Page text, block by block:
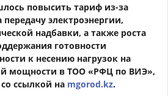
повысить тариф из-за
электроэнергии,
надбавки, а также роста
готовности
к несению нагрузок на
мощности в ТОО «РФЦ по ВИЭ»,
со ссылкой на mgorod.kz.